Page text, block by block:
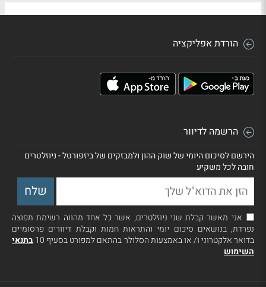
הורדת אפליקציה
הרשמה לדיוור
הירשם לסיכום היומי של שוק ההון ולמבזקים של ביזפורטל - ניוזלטרים
חובה לכל משקיע
אני מאשר קבלת שני ניוזלטרים, אשר כל אחד מהווה רשימת תפוצה
נפרדת, בנושאים סיכום יומי והתראות חמות וקבלת דיוורים פרסומיים
בדואר אלקטרוני ו/ או באמצעות הסלולר בהתאם למפורט בסעיף 10
בתנאי
השימוש